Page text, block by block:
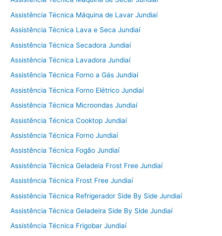
Assistência Técnica Máquina de Lavar Jundiaí
Assistência Técnica Lava e Seca Jundiaí
Assistência Técnica Secadora Jundiaí
Assistência Técnica Lavadora Jundiaí
Assistência Técnica Forno a Gás Jundiaí
Assistência Técnica Forno Elétrico Jundiaí
Assistência Técnica Microondas Jundiaí
Assistência Técnica Cooktop Jundiaí
Assistência Técnica Forno Jundiaí
Assistência Técnica Fogão Jundiaí
Assistência Técnica Geladeia Frost Free Jundiaí
Assistência Técnica Frost Free Jundiaí
Assistência Técnica Refrigerador Side By Side Jundiaí
Assistência Técnica Geladeira Side By Side Jundiaí
Assistência Técnica Frigobar Jundiaí